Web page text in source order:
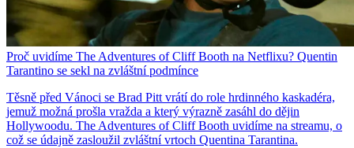
Proč uvidíme The Adventures of Cliff Booth na Netflixu? Quentin
Tarantino se sekl na zvláštní podmínce
Těsně před Vánoci se Brad Pitt vrátí do role hrdinného kaskadéra,
jemuž možná prošla vražda a který výrazně zasáhl do dějin
Hollywoodu. The Adventures of Cliff Booth uvidíme na streamu, o
což se údajně zasloužil zvláštní vrtoch Quentina Tarantina.